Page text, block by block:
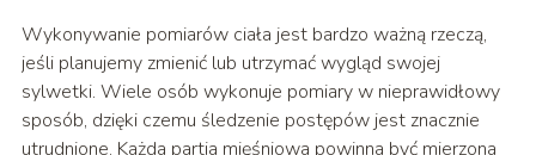
Wykonywanie pomiarów ciała jest bardzo ważną rzeczą,
jeśli planujemy zmienić lub utrzymać wygląd swojej
sylwetki. Wiele osób wykonuje pomiary w nieprawidłowy
sposób, dzięki czemu śledzenie postępów jest znacznie
utrudnione. Każda partia mięśniowa powinna być mierzona